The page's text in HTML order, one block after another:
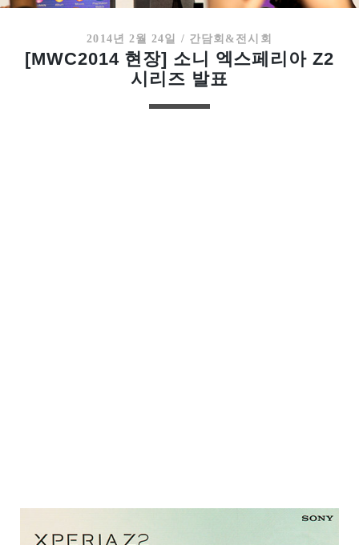
2014년 2월 24일 / 간담회&전시회
[MWC2014 현장] 소니 엑스페리아 Z2
시리즈 발표